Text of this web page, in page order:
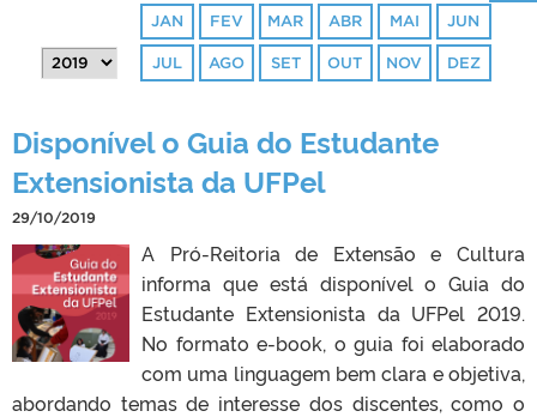
PORTARIAS
JAN FEV MAR ABR MAI JUN
JUL AGO SET OUT NOV DEZ
Disponível o Guia do Estudante
Extensionista da UFPel
29/10/2019
A Pró-Reitoria de Extensão e Cultura
informa que está disponível o Guia do
Estudante Extensionista da UFPel 2019.
No formato e-book, o guia foi elaborado
com uma linguagem bem clara e objetiva,
abordando temas de interesse dos discentes, como o